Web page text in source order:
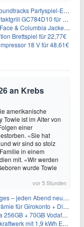
Erweiterung für 6,99€
GC784D10 für 239,99€
Columbia Jacken ab 39,60€
Brettspiel für 22,77€
18 V für 48,61€
an Krebs
amerikanische
Towle ist im Alter von
einer
«Sie hat
wir sind so stolz
in einem
mit. «Wir werden
wurde Towle
vor 5 Stunden
neue Deals zum Stöbern
Girokonto + Direkt-Depot
für 34,99€/Monat (effektiv 4,74€/Monat)
Speicher für 719€ + 30€ Filial-Gutschein